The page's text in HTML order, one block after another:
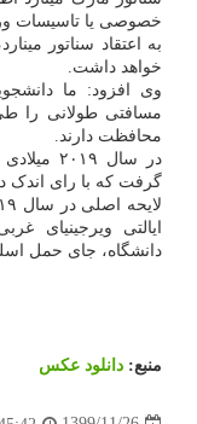
خصوصی یا تاسیسات
به اعتقاد سناتور
خواهد داشت.
وی افزود: ما
مسافتی طولانی را
محافظت دارند.
در سال
گرفت که با رای اندک
ایالتی ویرجینیای
دانشگاه، جای حمل
منبع: دانلود عكس